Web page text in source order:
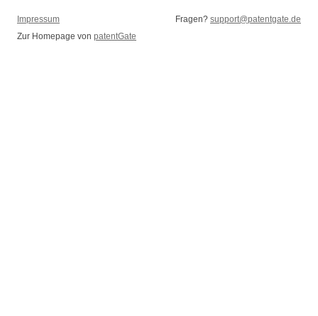
Fragen? support@patentgate.de
Impressum
Zur Homepage von patentGate